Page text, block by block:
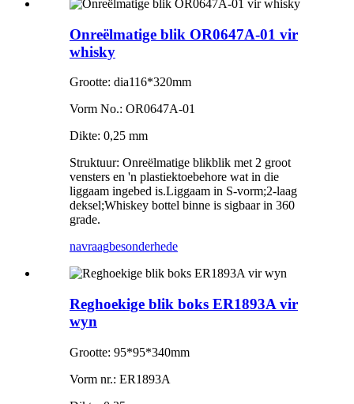
Onreëlmatige blik OR0647A-01 vir
whisky
Grootte: dia116*320mm
Vorm No.: OR0647A-01
Dikte: 0,25 mm
Struktuur: Onreëlmatige blikblik met 2 groot
vensters en 'n plastiektoebehore wat in die
liggaam ingebed is.Liggaam in S-vorm;2-laag
deksel;Whiskey bottel binne is sigbaar in 360
grade.
navraagbesonderhede
Reghoekige blik boks ER1893A vir
wyn
Grootte: 95*95*340mm
Vorm nr.: ER1893A